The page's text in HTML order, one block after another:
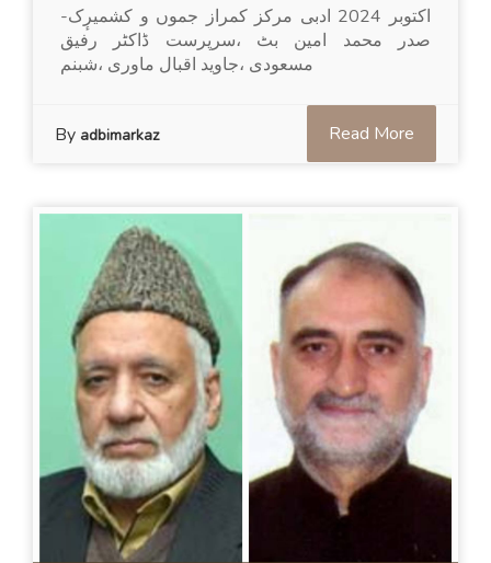
-اکتوبر 2024 ادبی مرکز کمراز جموں و کشمیرٕک
صدر محمد امین بٹ ،سرپرست ڈاکٹر رفیق
مسعودی ،جاوید اقبال ماوری ،شبنم
By adbimarkaz Read More